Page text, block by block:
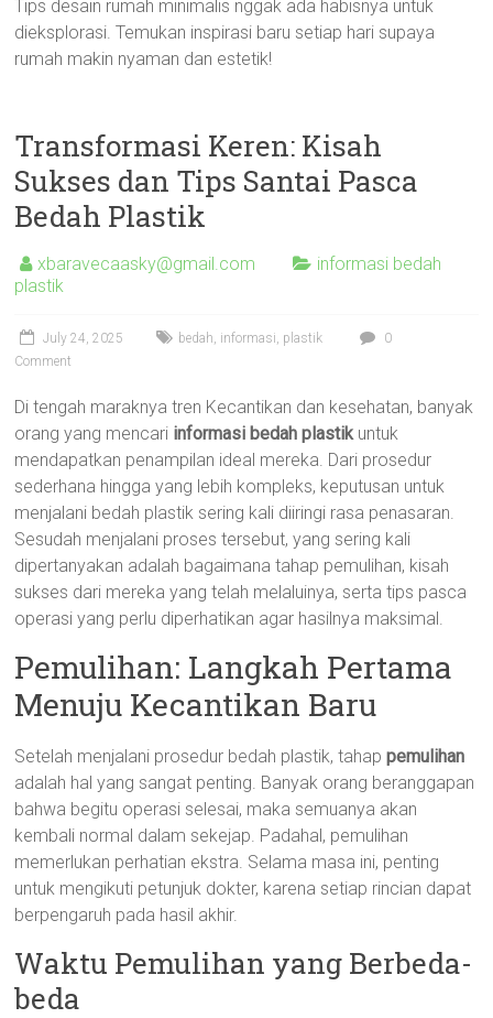
Tips desain rumah minimalis nggak ada habisnya untuk
dieksplorasi. Temukan inspirasi baru setiap hari supaya
rumah makin nyaman dan estetik!
Transformasi Keren: Kisah
Sukses dan Tips Santai Pasca
Bedah Plastik
xbaravecaasky@gmail.com
informasi bedah
plastik
July 24, 2025 bedah, informasi, plastik
0
Comment
Di tengah maraknya tren Kecantikan dan kesehatan, banyak
orang yang mencari informasi bedah plastikuntuk
mendapatkan penampilan ideal mereka. Dari prosedur
sederhana hingga yang lebih kompleks, keputusan untuk
menjalani bedah plastik sering kali diiringi rasa penasaran.
Sesudah menjalani proses tersebut, yang sering kali
dipertanyakan adalah bagaimana tahap pemulihan, kisah
sukses dari mereka yang telah melaluinya, serta tips pasca
operasi yang perlu diperhatikan agar hasilnya maksimal.
Pemulihan: Langkah Pertama
Menuju Kecantikan Baru
Setelah menjalani prosedur bedah plastik, tahappemulihan
adalah hal yang sangat penting. Banyak orang beranggapan
bahwa begitu operasi selesai, maka semuanya akan
kembali normal dalam sekejap. Padahal, pemulihan
memerlukan perhatian ekstra. Selama masa ini, penting
untuk mengikuti petunjuk dokter, karena setiap rincian dapat
berpengaruh pada hasil akhir.
Waktu Pemulihan yang Berbeda-
beda